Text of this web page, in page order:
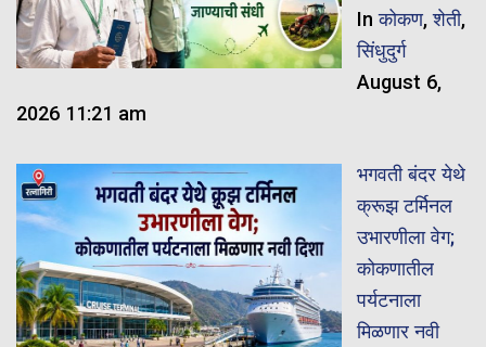
Inकोकण,शेती,
सिंधुदुर्ग
August 6,
2026 11:21 am
भगवती बंदर येथे
क्रूझ टर्मिनल
उभारणीला वेग;
कोकणातील
पर्यटनाला
मिळणार नवी